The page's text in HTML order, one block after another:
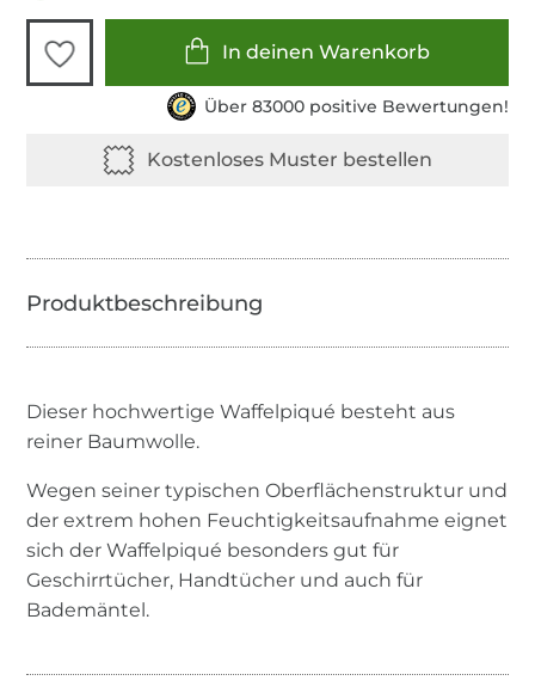
In deinen Warenkorb
Über 83000 positive Bewertungen!
Dieser hochwertige Waffelpiqué besteht aus
reiner Baumwolle.
Wegen seiner typischen Oberflächenstruktur und
der extrem hohen Feuchtigkeitsaufnahme eignet
sich der Waffelpiqué besonders gut für
Geschirrtücher, Handtücher und auch für
Bademäntel.